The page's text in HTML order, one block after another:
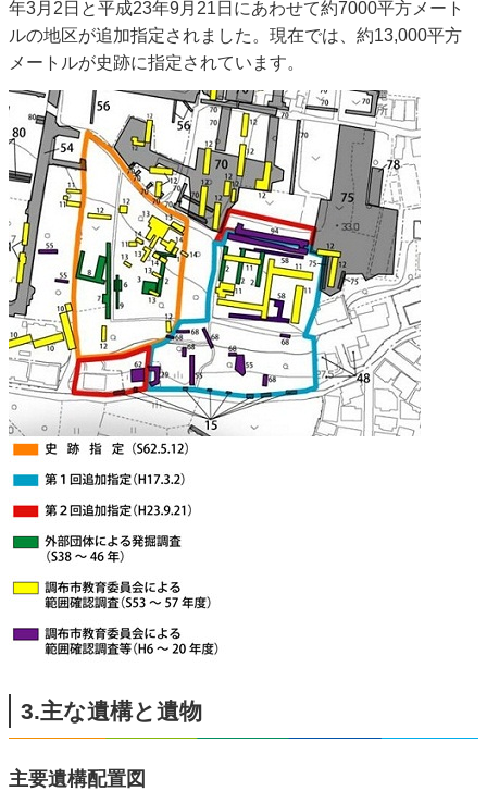
年3月2日と平成23年9月21日にあわせて約7000平方メート
ルの地区が追加指定されました。現在では、約13,000平方
メートルが史跡に指定されています。
3.主な遺構と遺物
主要遺構配置図